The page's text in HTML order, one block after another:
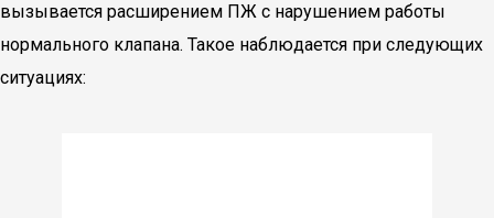
вызывается расширением ПЖ с нарушением работы
нормального клапана. Такое наблюдается при следующих
ситуациях: